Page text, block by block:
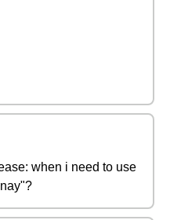
when i need to use